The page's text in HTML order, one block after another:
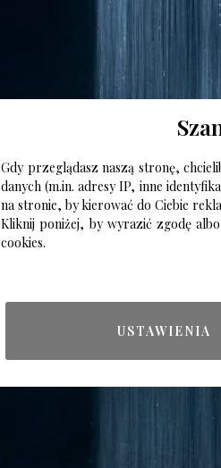
Gdy przeglądasz naszą stronę,
danych (m.in. adresy IP, inne
na stronie, by kierować do Ciebie
Kliknij poniżej, by wyrazić zgodę
cookies.
USTAWIENIA